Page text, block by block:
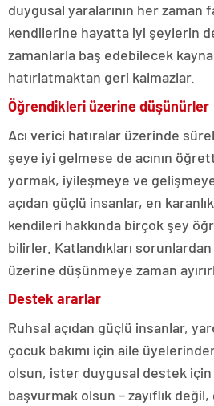
duygusal yaralarının her zaman
kendilerine hayatta iyi şeylerin
zamanlarla baş edebilecek
hatırlatmaktan geri kalmazlar.
Öğrendikleri üzerine düşünürler
Acı verici hatıralar üzerinde
şeye iyi gelmese de acının
yormak, iyileşmeye ve gelişmeye
açıdan güçlü insanlar, en
kendileri hakkında birçok şey
bilirler. Katlandıkları sorunlardan
üzerine düşünmeye zaman
Destek ararlar
Ruhsal açıdan güçlü insanlar,
çocuk bakımı için aile
olsun, ister duygusal destek
başvurmak olsun – zayıflık